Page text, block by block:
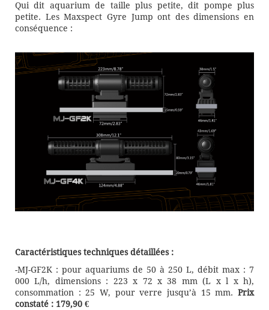
Qui dit aquarium de taille plus petite, dit pompe plus
petite. Les Maxspect Gyre Jump ont des dimensions en
conséquence :
Caractéristiques techniques détaillées :
-MJ-GF2K : pour aquariums de 50 à 250 L, débit max : 7
000 L/h, dimensions : 223 x 72 x 38 mm (L x l x h),
consommation : 25 W, pour verre jusqu’à 15 mm. Prix
constaté : 179,90 €